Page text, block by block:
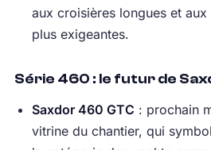
aux croisières longues et
plus exigeantes.
Série 460 : le futur de
Saxdor 460 GTC : prochain
vitrine du chantier, qui